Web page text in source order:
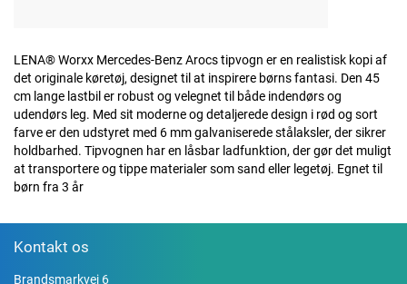
LENA® Worxx Mercedes-Benz Arocs tipvogn er en realistisk kopi af
det originale køretøj, designet til at inspirere børns fantasi. Den 45
cm lange lastbil er robust og velegnet til både indendørs og
udendørs leg. Med sit moderne og detaljerede design i rød og sort
farve er den udstyret med 6 mm galvaniserede stålaksler, der sikrer
holdbarhed. Tipvognen har en låsbar ladfunktion, der gør det muligt
at transportere og tippe materialer som sand eller legetøj. Egnet til
børn fra 3 år
Kontakt os
Brandsmarkvej 6